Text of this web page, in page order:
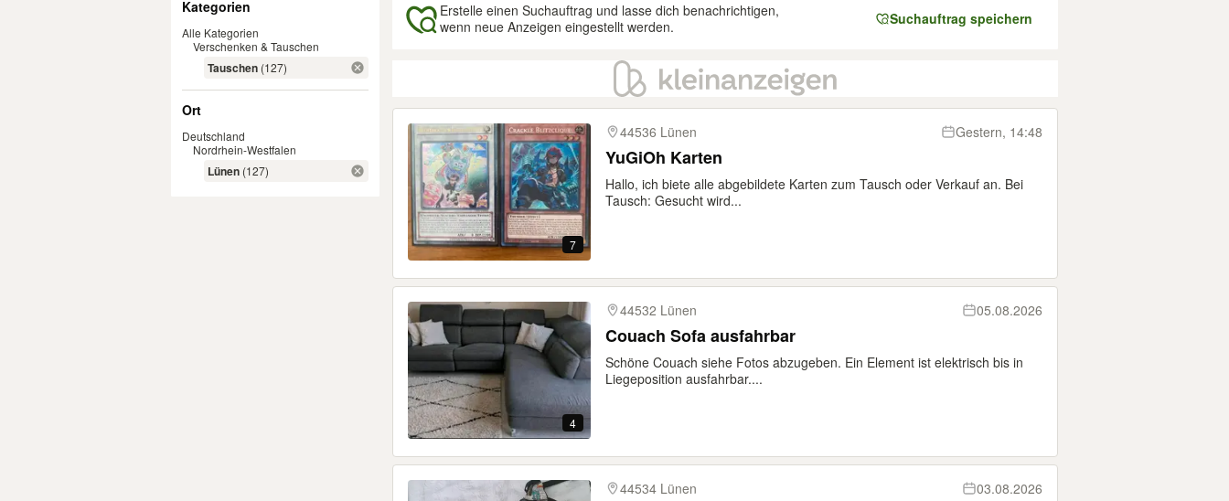
Kategorien
Alle Kategorien
Verschenken & Tauschen
Tauschen (127)
Ort
Deutschland
Nordrhein-Westfalen
Lünen (127)
Erstelle einen Suchauftrag und lasse dich benachrichtigen,
wenn neue Anzeigen eingestellt werden.
Suchauftrag speichern
Ergebnisse
7
44536 Lünen Gestern, 14:48
YuGiOh Karten
Hallo, ich biete alle abgebildete Karten zum Tausch oder Verkauf an. Bei
Tausch: Gesucht wird...
4
44532 Lünen 05.08.2026
Couach Sofa ausfahrbar
Schöne Couach siehe Fotos abzugeben. Ein Element ist elektrisch bis in
Liegeposition ausfahrbar....
44534 Lünen 03.08.2026